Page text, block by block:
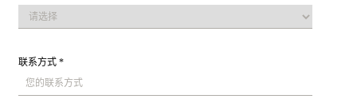
联系方式 *